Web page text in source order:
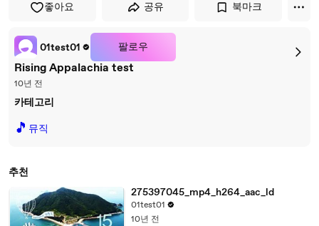
좋아요 공유 북마크
01test01 팔로우
Rising Appalachia test
10년 전
카테고리
🎵 뮤직
추천
275397045_mp4_h264_aac_ld
01test01
10년 전